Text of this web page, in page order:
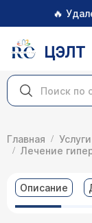
🔥
ЦЭЛТ
Главная Услуги
Лечение
Описание